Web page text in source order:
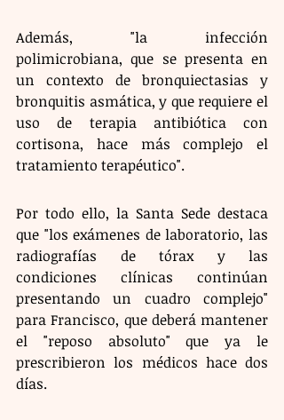
Además, "la infección
polimicrobiana, que se presenta en
un contexto de bronquiectasias y
bronquitis asmática, y que requiere el
uso de terapia antibiótica con
cortisona, hace más complejo el
tratamiento terapéutico".
Por todo ello, la Santa Sede destaca
que "los exámenes de laboratorio, las
radiografías de tórax y las
condiciones clínicas continúan
presentando un cuadro complejo"
para Francisco, que deberá mantener
el "reposo absoluto" que ya le
prescribieron los médicos hace dos
días.